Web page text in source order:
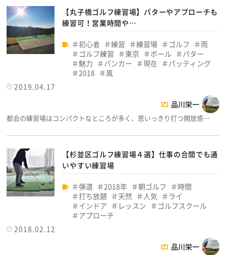
【丸子橋ゴルフ練習場】パターやアプローチも
練習可！営業時間や…
初心者 練習 練習場 ゴルフ
雨
ゴルフ練習
東京 ボール
パター
魅力
バンカー 現在
パッティング
2018
風
2019.04.17
品川栄一
都会の練習場はコンパクトなところが多く、思いっきり打つ開放感…
【杉並区ゴルフ練習場４選】仕事の合間でも通
いやすい練習場
弾道 2018年 朝ゴルフ
時間
打ち放題
天然 人気
ライ
インドア
レッスン
ゴルフスクール
アプローチ
2018.02.12
品川栄一